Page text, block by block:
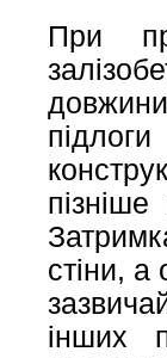
При
довжини
стіни, а
інших